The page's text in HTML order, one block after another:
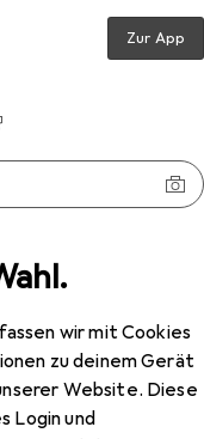
wir mit Cookies
zu deinem Gerät
Website. Diese
Login und
Zur App
ekspres do
BXCO1350E